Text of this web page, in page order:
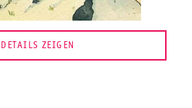
DETAILS ZEIGEN